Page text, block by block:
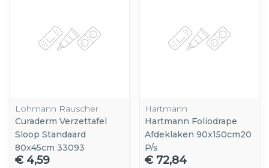
Lohmann Rauscher
Curaderm Verzettafel
Sloop Standaard
80x45cm 33093
€ 4,59
Hartmann
Hartmann Foliodrape
Afdeklaken 90x150cm20
P/s
€ 72,84